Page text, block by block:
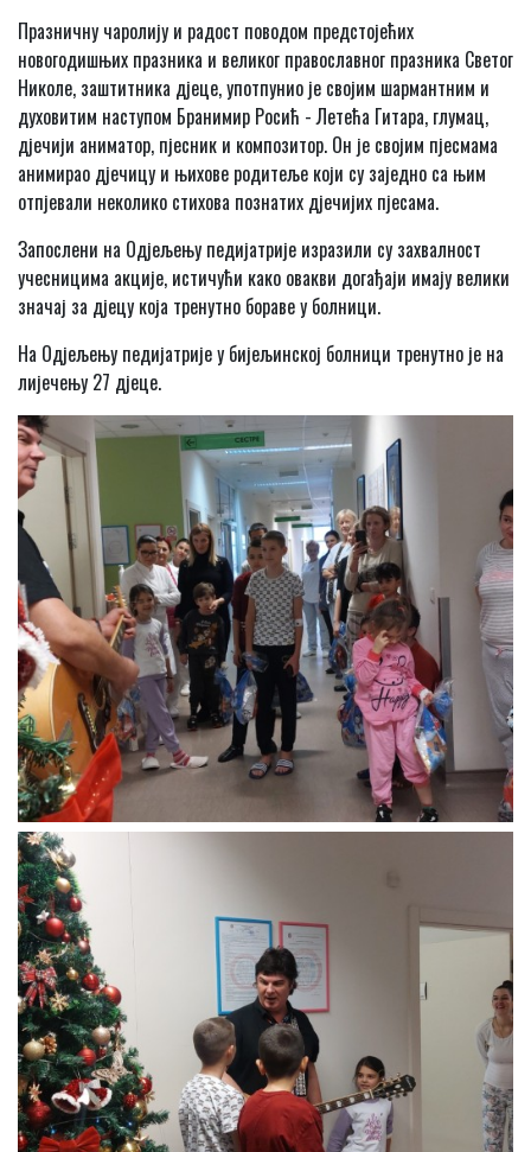
Празничну чаролију и радост поводом предстојећих
новогодишњих празника и великог православног празника Светог
Николе, заштитника дјеце, употпунио је својим шармантним и
духовитим наступом Бранимир Росић - Летећа Гитара, глумац,
дјечији аниматор, пјесник и композитор. Он је својим пјесмама
анимирао дјечицу и њихове родитеље који су заједно са њим
отпјевали неколико стихова познатих дјечијих пјесама.
Запослени на Одјељењу педијатрије изразили су захвалност
учесницима акције, истичући како овакви догађаји имају велики
значај за дјецу која тренутно бораве у болници.
На Одјељењу педијатрије у бијељинској болници тренутно је на
лијечењу 27 дјеце.